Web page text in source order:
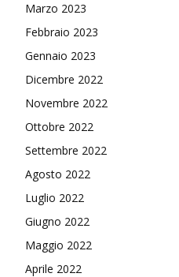
Marzo 2023
Febbraio 2023
Gennaio 2023
Dicembre 2022
Novembre 2022
Ottobre 2022
Settembre 2022
Agosto 2022
Luglio 2022
Giugno 2022
Maggio 2022
Aprile 2022